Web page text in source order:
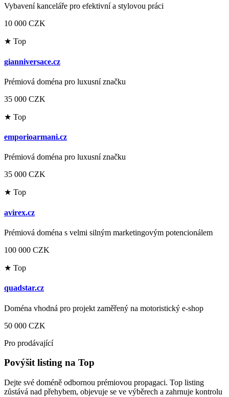
Vybavení kanceláře pro efektivní a stylovou práci
10 000 CZK
★ Top
gianniversace.cz
Prémiová doména pro luxusní značku
35 000 CZK
★ Top
emporioarmani.cz
Prémiová doména pro luxusní značku
35 000 CZK
★ Top
avirex.cz
Prémiová doména s velmi silným marketingovým potencionálem
100 000 CZK
★ Top
quadstar.cz
Doména vhodná pro projekt zaměřený na motoristický e-shop
50 000 CZK
Pro prodávající
Povýšit listing na Top
Dejte své doméně odbornou prémiovou propagaci. Top listing
zůstává nad přehybem, objevuje se ve výběrech a zahrnuje kontrolu